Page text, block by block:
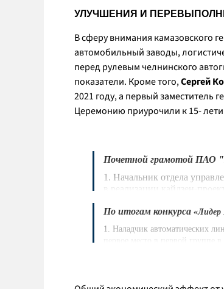
УЛУЧШЕНИЯ И
В сферу внимания камазовского
автомобильный заводы,
перед рулевым челнинского
показатели. Кроме того,Сергей
2021 году, а первый заместитель
Церемонию приурочили к 15-
Почетной грамотой ПАО
1. Начальник отдела
в реализации кайдзен-
2. Мастер
15 эргономичных рабочих
подано и внедрено более
По итогам конкурса «Лидер
1. Наладчик автоматических
первое место в первой